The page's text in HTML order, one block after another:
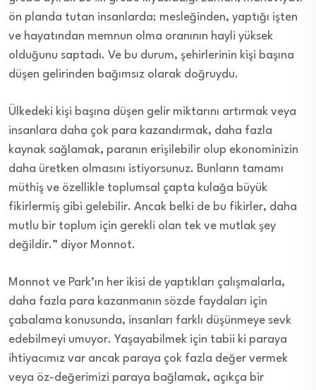
ön planda tutan insanlarda; mesleğinden, yaptığı işten
ve hayatından memnun olma oranının hayli yüksek
olduğunu saptadı. Ve bu durum, şehirlerinin kişi başına
düşen gelirinden bağımsız olarak doğruydu.
Ülkedeki kişi başına düşen gelir miktarını artırmak veya
insanlara daha çok para kazandırmak, daha fazla
kaynak sağlamak, paranın erişilebilir olup ekonominizin
daha üretken olmasını istiyorsunuz. Bunların tamamı
müthiş ve özellikle toplumsal çapta kulağa büyük
fikirlermiş gibi gelebilir. Ancak belki de bu fikirler, daha
mutlu bir toplum için gerekli olan tek ve mutlak şey
değildir.” diyor Monnot.
Monnot ve Park’ın her ikisi de yaptıkları çalışmalarla,
daha fazla para kazanmanın sözde faydaları için
çabalama konusunda, insanları farklı düşünmeye sevk
edebilmeyi umuyor. Yaşayabilmek için tabii ki paraya
ihtiyacımız var ancak paraya çok fazla değer vermek
veya öz-değerimizi paraya bağlamak, açıkça bir